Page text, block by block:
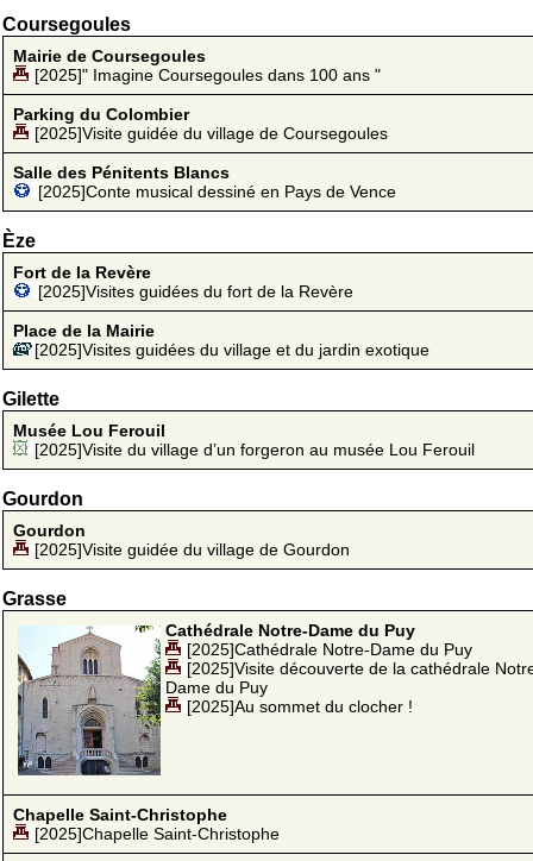
Coursegoules
Mairie de Coursegoules
[2025]" Imagine Coursegoules dans 100 ans "
Parking du Colombier
[2025]Visite guidée du village de Coursegoules
Salle des Pénitents Blancs
[2025]Conte musical dessiné en Pays de Vence
Èze
Fort de la Revère
[2025]Visites guidées du fort de la Revère
Place de la Mairie
[2025]Visites guidées du village et du jardin exotique
Gilette
Musée Lou Ferouil
[2025]Visite du village d’un forgeron au musée Lou Ferouil
Gourdon
Gourdon
[2025]Visite guidée du village de Gourdon
Grasse
Cathédrale Notre-Dame du Puy
[2025]Cathédrale Notre-Dame du Puy
[2025]Visite découverte de la cathédrale
Dame du Puy
[2025]Au sommet du clocher !
Chapelle Saint-Christophe
[2025]Chapelle Saint-Christophe